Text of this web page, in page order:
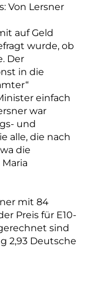
Von Lersner
auf Geld
wurde, ob
Der
in die
einfach
war
und
alle, die nach
die
mit 84
Preis für E10-
sind
2,93 Deutsche